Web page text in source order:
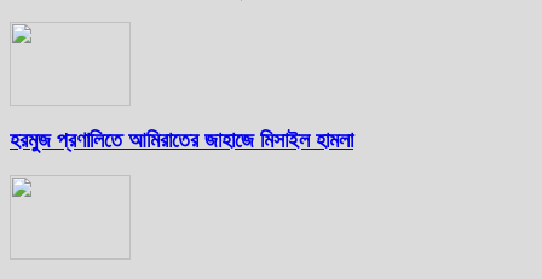
হরমুজ প্রণালিতে আমিরাতের জাহাজে মিসাইল হামলা